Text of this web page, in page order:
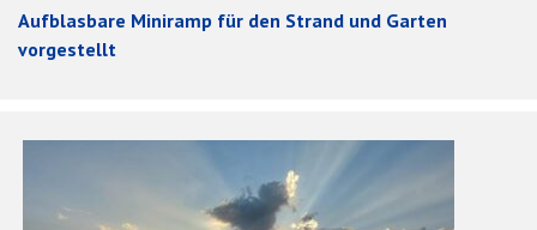
Aufblasbare Miniramp für den Strand und Garten
vorgestellt